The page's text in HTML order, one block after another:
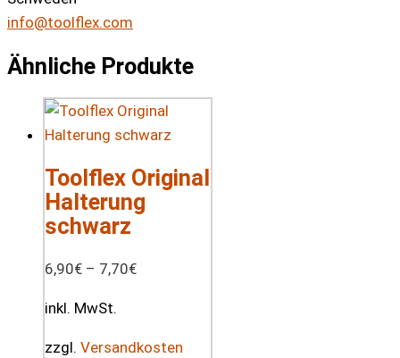
info@toolflex.com
Ähnliche Produkte
Toolflex Original
Halterung
schwarz
6,90€ – 7,70€
inkl. MwSt.
zzgl. Versandkosten